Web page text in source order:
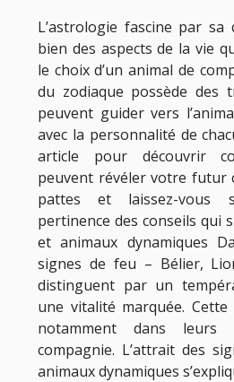
L’astrologie fascine par sa
bien des aspects de la vie
le choix d’un animal de
du zodiaque possède des
peuvent guider vers
avec la personnalité de
article pour découvrir
peuvent révéler votre futur
pattes et laissez-vous
pertinence des conseils qui
et animaux dynamiques
signes de feu – Bélier,
distinguent par un
une vitalité marquée.
notamment dans leurs
compagnie. L’attrait des
animaux dynamiques